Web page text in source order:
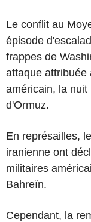
Le conflit au
épisode
frappes de
attaque attribuée
américain, la
d'Ormuz.
En représailles,
iranienne ont
militaires
Bahreïn.
Cependant, la